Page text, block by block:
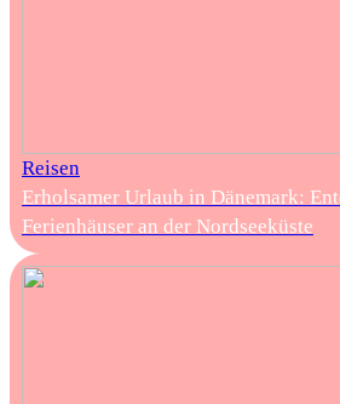
Reisen
Erholsamer Urlaub in Dänemark:
Ferienhäuser an der Nordseeküste